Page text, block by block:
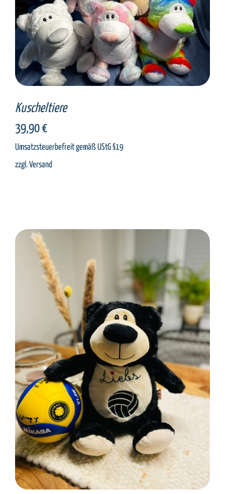
SELECT OPTIONS / DETAILS
Kuscheltiere
39,90€
Umsatzsteuerbefreit gemäß UStG §19
zzgl.Versand
SELECT OPTIONS / DETAILS